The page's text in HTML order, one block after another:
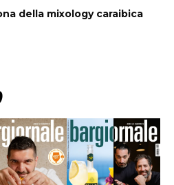
della mixology caraibica